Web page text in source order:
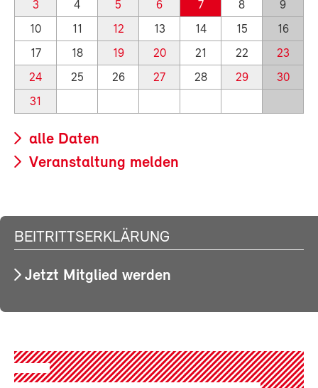
3 4 5 6 7 8
9
10
11 12 13 14 15
16
17
18 19 20 21 22
23
24
25 26 27 28 29
30
31
alle Daten
Veranstaltung melden
BEITRITTSERKLÄRUNG
Jetzt Mitglied werden